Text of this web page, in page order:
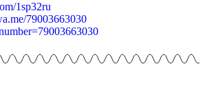
1sp32ru
79003663030